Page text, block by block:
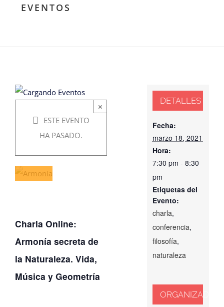
EVENTOS
×
ESTE EVENTO
HA PASADO.
marzo
@ 7:30
pm-
8:30
pm
Charla Online:
Armonía secreta de
la Naturaleza. Vida,
Música y Geometría
DETALLES
Fecha:
marzo 18, 2021
Hora:
7:30 pm - 8:30
pm
Etiquetas del
Evento:
charla,
conferencia,
filosofía,
naturaleza
ORGANIZADOR